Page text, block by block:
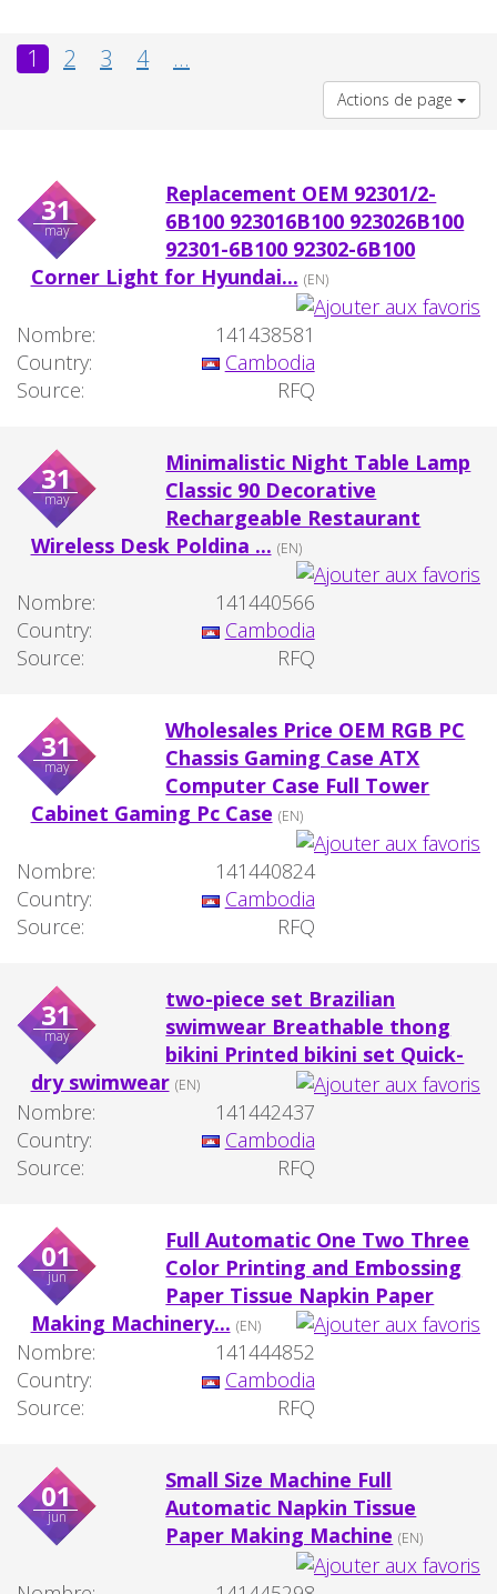
1 2 3 4 ...
Actions de page
31
may
Replacement OEM 92301/2-
6B100 923016B100 923026B100
92301-6B100 92302-6B100
Corner Light for Hyundai... (EN)
Nombre:
141438581
Country:
Cambodia
Source:
RFQ
31
may
Minimalistic Night Table Lamp
Classic 90 Decorative
Rechargeable Restaurant
Wireless Desk Poldina ... (EN)
Nombre:
141440566
Country:
Cambodia
Source:
RFQ
31
may
Wholesales Price OEM RGB PC
Chassis Gaming Case ATX
Computer Case Full Tower
Cabinet Gaming Pc Case (EN)
Nombre:
141440824
Country:
Cambodia
Source:
RFQ
31
may
two-piece set Brazilian
swimwear Breathable thong
bikini Printed bikini set Quick-
dry swimwear (EN)
Nombre:
141442437
Country:
Cambodia
Source:
RFQ
01
jun
Full Automatic One Two Three
Color Printing and Embossing
Paper Tissue Napkin Paper
Making Machinery... (EN)
Nombre:
141444852
Country:
Cambodia
Source:
RFQ
01
jun
Small Size Machine Full
Automatic Napkin Tissue
Paper Making Machine (EN)